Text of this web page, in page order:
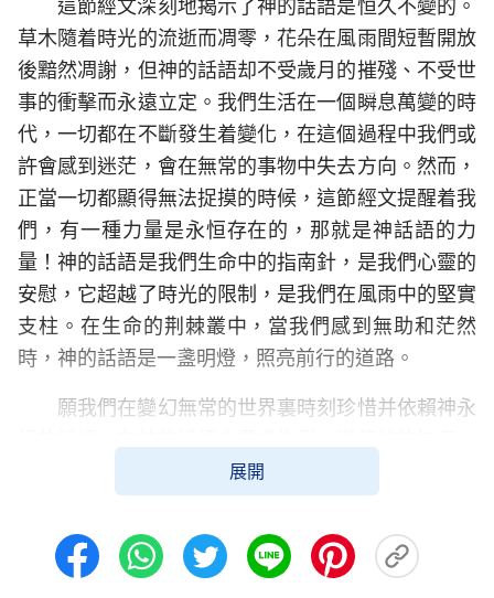
這節經文深刻地揭示了神的話語是恒久不變的。
草木隨着時光的流逝而凋零，花朵在風雨間短暫開放
後黯然凋謝，但神的話語却不受歲月的摧殘、不受世
事的衝擊而永遠立定。我們生活在一個瞬息萬變的時
代，一切都在不斷發生着變化，在這個過程中我們或
許會感到迷茫，會在無常的事物中失去方向。然而，
正當一切都顯得無法捉摸的時候，這節經文提醒着我
們，有一種力量是永恒存在的，那就是神話語的力
量！神的話語是我們生命中的指南針，是我們心靈的
安慰，它超越了時光的限制，是我們在風雨中的堅實
支柱。在生命的荆棘叢中，當我們感到無助和茫然
時，神的話語是一盞明燈，照亮前行的道路。
願我們在變幻無常的世界裏時刻珍惜并依賴神永
使我們在生命的旅途中不致迷失方向。
煉净的。凡投靠他的，他便作他們的盾牌。」
展開